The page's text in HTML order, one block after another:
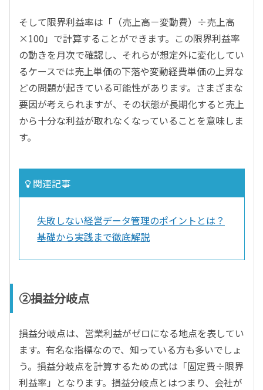
そして限界利益率は「（売上高－変動費）÷売上高
×100」で計算することができます。この限界利益率
の動きを月次で確認し、それらが想定外に変化してい
るケースでは売上単価の下落や変動経費単価の上昇な
どの問題が起きている可能性があります。さまざまな
要因が考えられますが、その状態が長期化すると売上
から十分な利益が取れなくなっていることを意味しま
す。
関連記事
失敗しない経営データ管理のポイントとは？
基礎から実践まで徹底解説
②損益分岐点
損益分岐点は、営業利益がゼロになる地点を表してい
ます。有名な指標なので、知っている方も多いでしょ
う。損益分岐点を計算するための式は「固定費÷限界
利益率」となります。損益分岐点とはつまり、会社が